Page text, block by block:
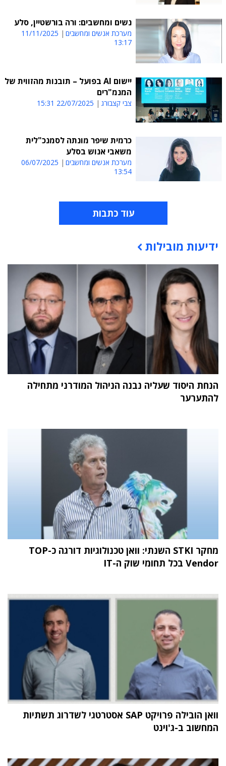
נשים ומחשבים: ורה בורשטיין, סלע
מערכת אנשים ומחשבים
11/11/2025
13:17
יישום AI בפועל – תובנות מהזווית של
המנמ"רים
צבי קצבורג 22/07/2025 15:31
כרמית שיפר מונתה לסמנכ"לית
משאבי אנוש בסלע
מערכת אנשים ומחשבים
06/07/2025
13:54
עוד כתבות
תוכן פרסומי
ידיעות מובילות
הנחת היסוד שעליה נבנה הניהול המודרני מתחילה
להתערער
מחקר STKI השנתי: וואן טכנולוגיות דורגה כ-TOP
Vendor בכל תחומי שוק ה-IT
וואן הובילה פרויקט SAP אסטרטגי לשדרוג תשתיות
המחשוב ב-ג'וינט